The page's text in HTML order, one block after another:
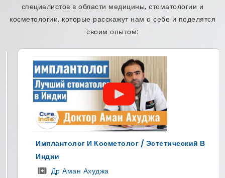
специалистов в области медицины, стоматологии и
косметологии, которые расскажут нам о себе и поделятся
своим опытом:
И Косметолог / Эстетический В
Ведущий